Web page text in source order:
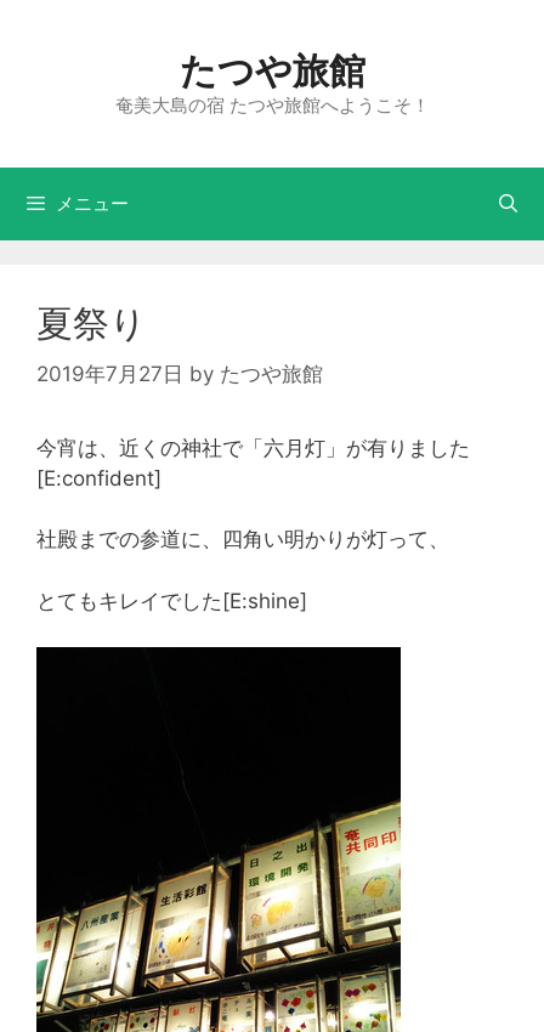
たつや旅館
奄美大島の宿 たつや旅館へようこそ！
メニュー
夏祭り
2019年7月27日 by たつや旅館
今宵は、近くの神社で「六月灯」が有りました
[E:confident]
社殿までの参道に、四角い明かりが灯って、
とてもキレイでした[E:shine]